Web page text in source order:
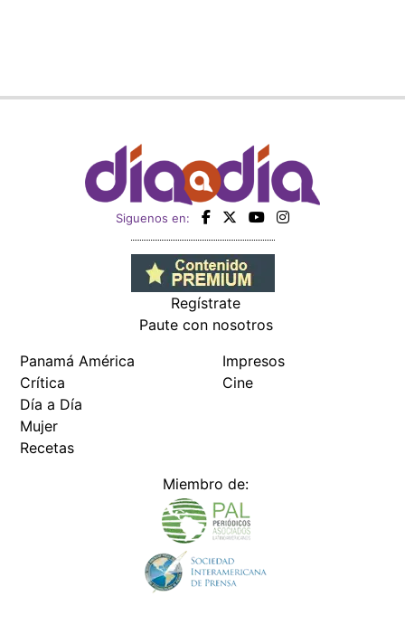
Siguenos en:
Regístrate
Paute con nosotros
Panamá América
Crítica
Día a Día
Mujer
Recetas
Impresos
Cine
Miembro de: